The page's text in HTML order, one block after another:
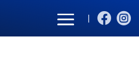
|  